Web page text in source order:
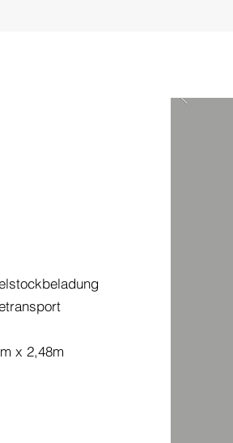
x 2,48m